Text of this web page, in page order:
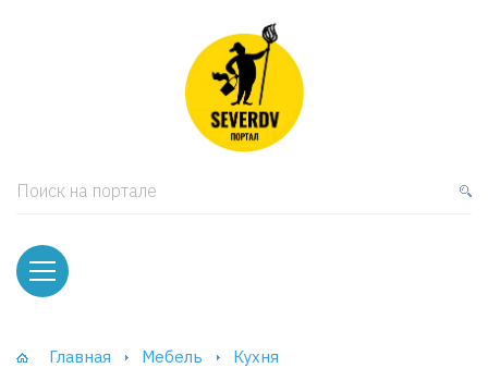
Поиск на портале
Главная Мебель Кухня
и тумбы